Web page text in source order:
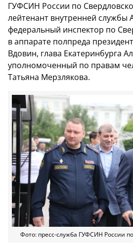
ГУФСИН России по
лейтенант внутренней службы
федеральный инспектор по
в аппарате полпреда
Вдовин, глава Екатеринбурга
уполномоченный по правам
Татьяна Мерзлякова.
Фото: пресс-служба ГУФСИН России